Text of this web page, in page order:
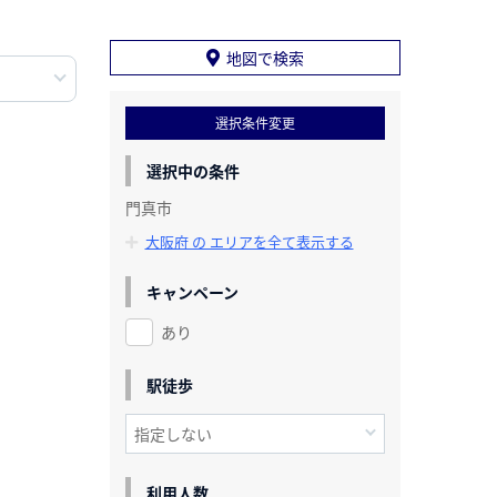
地図で検索
選択条件変更
選択中の条件
門真市
大阪府 の エリアを全て表示する
キャンペーン
あり
駅徒歩
利用人数